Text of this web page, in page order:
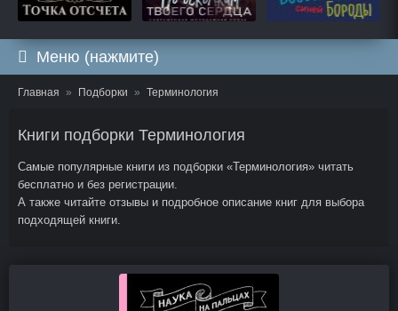
Меню (нажмите)
Главная Подборки Терминология
Книги подборки Терминология
Самые популярные книги из подборки «Терминология» читать
бесплатно и без регистрации.
А также читайте отзывы и подробное описание книг для выбора
подходящей книги.